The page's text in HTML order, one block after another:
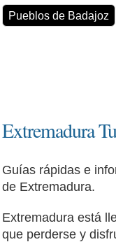
Pueblos de Badajoz
Extremadura
Guías rápidas e
de Extremadura.
Extremadura está
que perderse y